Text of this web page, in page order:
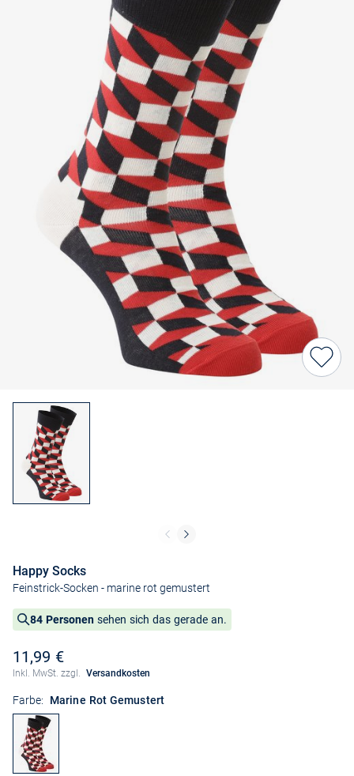
Happy Socks
Feinstrick-Socken - marine rot gemustert
84 Personen sehen sich das gerade an.
11,99 €
Inkl. MwSt. zzgl. Versandkosten
Farbe: Marine Rot Gemustert